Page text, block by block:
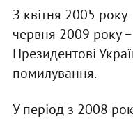
З квітня 2005 року
червня 2009 року −
Президентові
помилування.
У період з 2008